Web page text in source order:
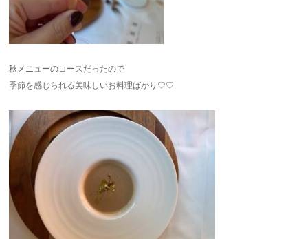
秋メニューのコースだったので
季節を感じられる美味しいお料理ばかり♡♡